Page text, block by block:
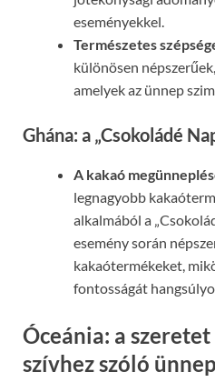
eseményekkel.
Természetes
különösen
amelyek az ünnep
Ghána: a „Csokoládé
A kakaó
legnagyobb
alkalmából a
esemény során
kakaótermékeket,
fontosságát
Óceánia: a
szívhez szóló